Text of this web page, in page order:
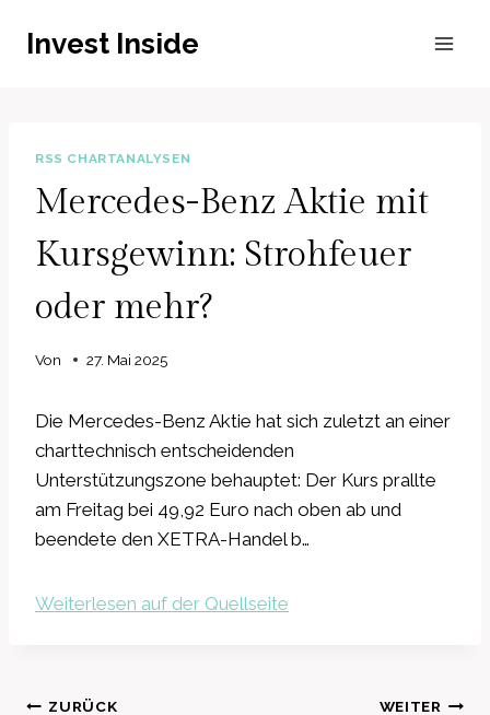
InhaltInvest Inside
RSS CHARTANALYSEN
Mercedes-Benz Aktie mit
Kursgewinn: Strohfeuer
oder mehr?
Von 27. Mai 2025
Die Mercedes-Benz Aktie hat sich zuletzt an einer
charttechnisch entscheidenden
Unterstützungszone behauptet: Der Kurs prallte
am Freitag bei 49,92 Euro nach oben ab und
beendete den XETRA-Handel b…
Weiterlesen auf der Quellseite
ZURÜCK WEITER